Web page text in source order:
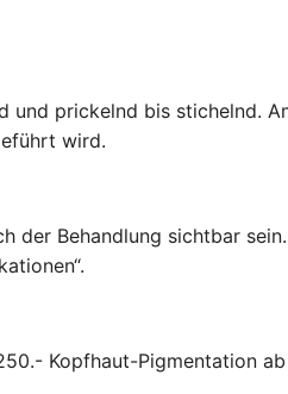
und prickelnd bis stichelnd.
wird.
der Behandlung sichtbar
Kopfhaut-Pigmentation